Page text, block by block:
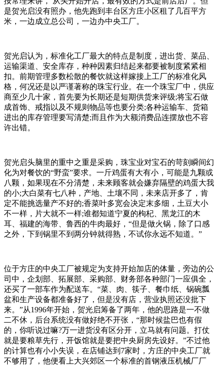
是贺光启没有照办，他先跑到丰台区方庄小区租了几百平方
米，一边成立总公司，一边办中央工厂。
贺光启认为，标准化工厂最大的特点是制度，进出货、菜品、
运输渠道、安全库存，种种因素归结起来都要被制度紧紧相
扣。前期管理多数松散的餐饮就这样嫁接上工厂的标准化风
格，何况还是以严谨著称的珠宝行业。在一个珠宝厂中，供应
商至少几十家，首先要为长期还是短期供货来评级;将宝石做
成首饰、戒指以及不规则物品等也要分类;各种运输车、货箱
进出的库存管理要写清楚;而且作为大额消费品连摆放也不容
许出错。
贺光启头脑里的重中之重是采购，珠宝业对宝石的苛刻瞬间幻
化为对餐饮的“野蛮”要求。一斤鸡蛋有大有小，可能是九颗或
八颗，如果现在不分清楚，未来顾客就会嫌弃隔壁的鸡蛋大我
的小;大白菜有七八种，产地、土壤不同，未来店开多了，肯
定不能挑选量产不好的;香菜叶多宽会决定末多细，土豆大小
不一样，片大就不一样;谁都知道宁夏的枸杞、黑龙江的木
耳、福建的海带、鲁西的牛肉最好，“但是做火锅，除了口感
之外，下到锅里不到两分钟就得熟，不试你永远不知道。”
位于方庄的中央工厂被规定为支持开始加店的体量，旁边的公
司中，企划部、拓展部、采购部、财务部各种部门一应俱全，
还买了一部车作为配送车。“菜、肉、筷子、餐巾纸、锅碗瓢
盆和生产设备都准备好了，但是没有店，营业执照还没批下
来。”从1996年开始，贺光启筹备了两年，他的思路是一不做
二不休，后台系统没有做好绝不开张，“那时候盐巴也有假
的，你听说过嘛?万一进货没有区分开，立马就有问题。打仗
就是要粮草先行，开饭馆就是要把中央厨房先设好。”不过他
的计算也有小小失误，在店铺达到7家时，方庄的中央工厂就
不够用了，他便看上大兴郊区一个标准的首钢液压机械厂厂